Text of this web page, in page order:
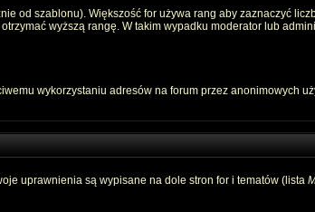
od szablonu). Większość for używa rang aby zaznaczyć
wyższą rangę. W takim wypadku moderator lub
wykorzystaniu adresów na forum przez anonimowych
uprawnienia są wypisane na dole stron for i tematów (lista